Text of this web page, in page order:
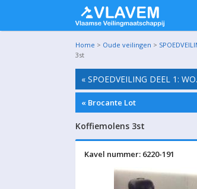
Home > Oude veilingen >
3st
« SPOEDVEILING DEEL 1:
« Brocante Lot
Koffiemolens 3st
Kavel nummer: 6220-191